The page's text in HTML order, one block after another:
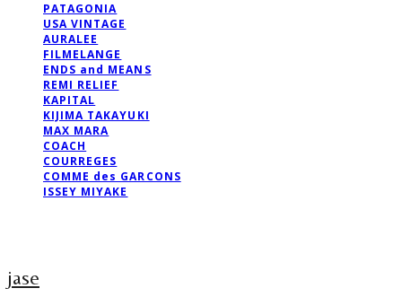
PATAGONIA
USA VINTAGE
AURALEE
FILMELANGE
ENDS and MEANS
REMI RELIEF
KAPITAL
KIJIMA TAKAYUKI
MAX MARA
COACH
COURREGES
COMME des GARCONS
ISSEY MIYAKE
jase